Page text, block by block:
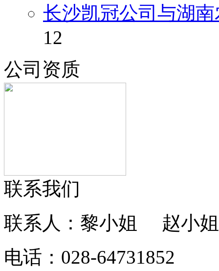
长沙凯冠公司与湖
12
公司资质
联系我们
联系人：黎小姐 赵小姐
电话：028-64731852